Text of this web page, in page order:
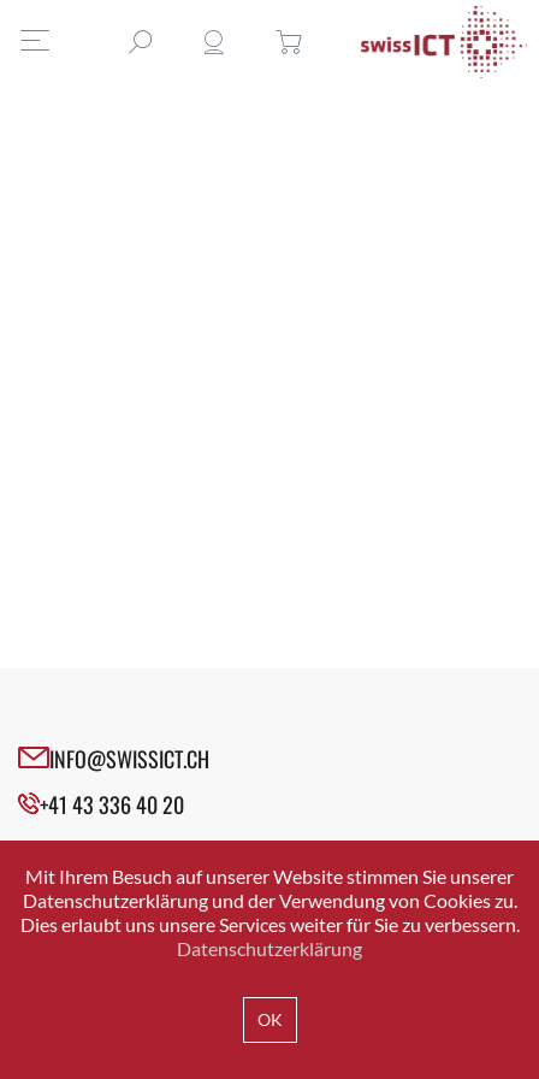
INFO@SWISSICT.CH
+41 43 336 40 20
SWISSICT
VULKANSTRASSE 120
8048 ZURICH
Mit Ihrem Besuch auf unserer Website stimmen Sie unserer
Datenschutzerklärung und der Verwendung von Cookies zu.
Dies erlaubt uns unsere Services weiter für Sie zu verbessern.
Datenschutzerklärung
OK